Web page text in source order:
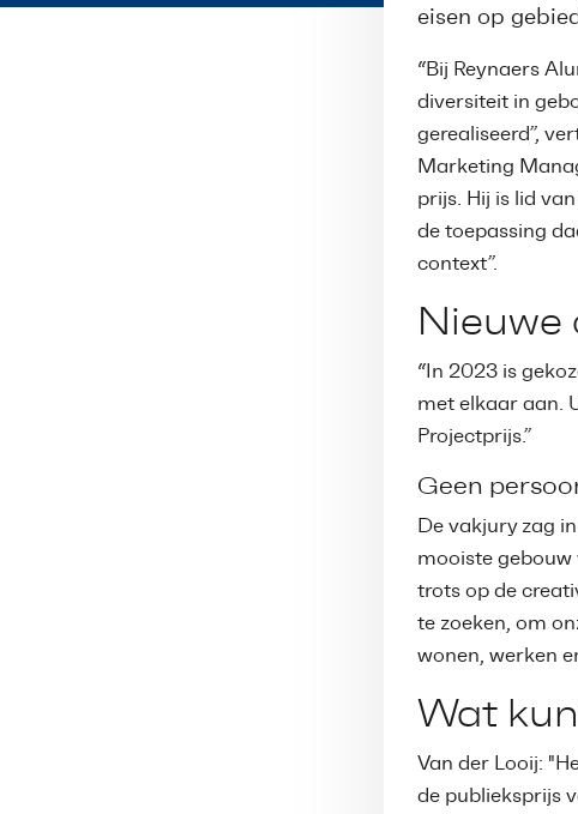
eisen op
“Bij Reynaers
diversiteit in
gerealiseerd”,
Marketing
prijs. Hij is lid
de toepassing
context”.
Nieuwe
“In 2023 is
met elkaar aan.
Projectprijs.”
Geen
De vakjury zag
mooiste gebouw
trots op de
te zoeken, om
wonen, werken
Wat
Van der Looij:
de publieksprijs